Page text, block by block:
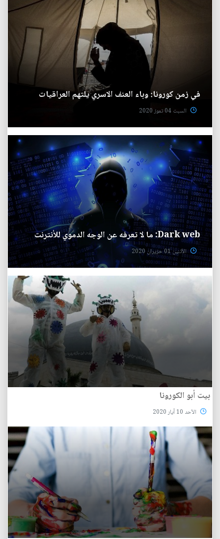
في زمن كورونا: وباء العنف الاسري يلتهم العراقيات
السبت 04 تموز 2020
Dark web: ما لا تعرفه عن الوجه الدموي للأنترنت
الأثنين 01 حزيران 2020
بيت أبو الكورونا
الأحد 10 آيار 2020